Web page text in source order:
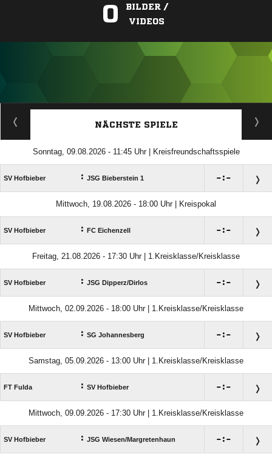
0
BILDER /
VIDEOS
ANZEIGE
NÄCHSTE SPIELE
Sonntag, 09.08.2026 - 11:45 Uhr | Kreisfreundschaftsspiele
SV Hofbieber : JSG Bieberstein 1 :
Mittwoch, 19.08.2026 - 18:00 Uhr | Kreispokal
SV Hofbieber : FC Eichenzell :
Freitag, 21.08.2026 - 17:30 Uhr | 1.Kreisklasse/Kreisklasse
SV Hofbieber : JSG Dipperz/​Dirlos :
Mittwoch, 02.09.2026 - 18:00 Uhr | 1.Kreisklasse/Kreisklasse
SV Hofbieber : SG Johannesberg :
Samstag, 05.09.2026 - 13:00 Uhr | 1.Kreisklasse/Kreisklasse
FT Fulda : SV Hofbieber :
Mittwoch, 09.09.2026 - 17:30 Uhr | 1.Kreisklasse/Kreisklasse
SV Hofbieber : JSG Wiesen/​Margretenhaun :